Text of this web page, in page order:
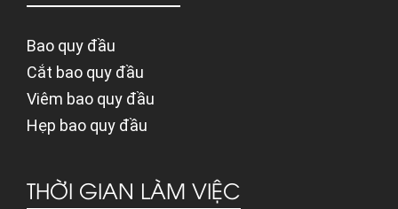
Bao quy đầu
Cắt bao quy đầu
Viêm bao quy đầu
Hẹp bao quy đầu
THỜI GIAN LÀM VIỆC